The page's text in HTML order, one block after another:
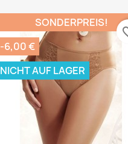
SONDERPREIS!
-6,00 €
NICHT AUF LAGER